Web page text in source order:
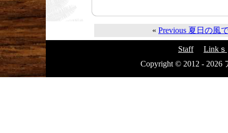
« Previous 夏日の風
Staff
Linkｓ
Copyright © 2012 - 2026